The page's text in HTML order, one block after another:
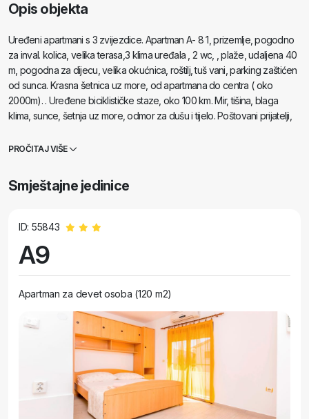
Opis objekta
Uređeni apartmani s 3 zvijezdice. Apartman A- 8 1, prizemlje, pogodno
za inval. kolica, velika terasa,3 klima uređala , 2 wc, , plaže, udaljena 40
m, pogodna za dijecu, velika okućnica, roštilj, tuš vani, parking zaštićen
od sunca. Krasna šetnica uz more, od apartmana do centra ( oko
2000m). . Uređene biciklističke staze, oko 100 km. Mir, tišina, blaga
klima, sunce, šetnja uz more, odmor za dušu i tijelo. Poštovani prijatelji,
balkon, krasan pogled na more, 2 manja balkona, 3 klimatizacije, 3 wc,
PROČITAJ VIŠE
Smještajne jedinice
ID: 55843
A9
Apartman za devet osoba (120 m2)